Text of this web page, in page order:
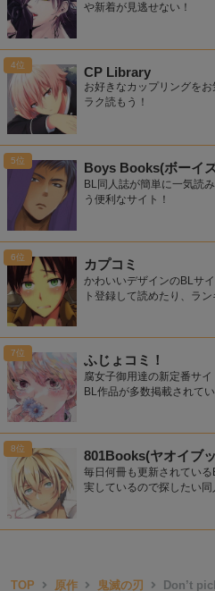
や新着が見逃せない！
CP Library
お好きなカップリングを
ラク読もう！
Boys Books(ボーイ
BL同人誌が簡単に一気読
う便利なサイト！
カプコミ
かわいいデザインのBLサ
ト登録して読めたり、ラ
ふじょコミ！
腐女子御用達の新定番サ
BL作品が多数掲載されてい
801Books(ヤオイブ
毎日何冊も更新されてい
実しているので探したい同
TOP 原作 鬼滅の刃 Don’t